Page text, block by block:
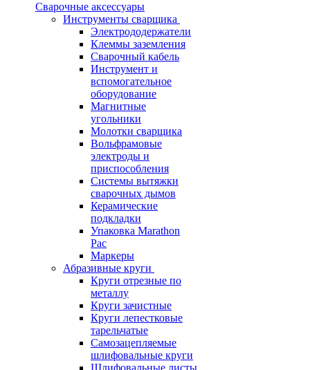
Сварочные аксессуары
Инструменты сварщика
Электрододержатели
Клеммы заземления
Сварочный кабель
Инструмент и
вспомогательное
оборудование
Магнитные
угольники
Молотки сварщика
Вольфрамовые
электроды и
приспособления
Системы вытяжки
сварочных дымов
Керамические
подкладки
Упаковка Marathon
Pac
Маркеры
Абразивные круги
Круги отрезные по
металлу
Круги зачистные
Круги лепестковые
тарельчатые
Самозацепляемые
шлифовальные круги
Шлифовальные листы